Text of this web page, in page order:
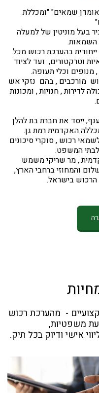
מר חיים שריקי – מייסד ומנכ"ל "אומדן שמאים" "ומכללת
וכלי תעופה.
, מים והצפות , לצד הערכת רכוש ותכולה לדירות , חנויות , ומכונות
האקדמית רמת גן.
המשפט.
הרכוש בישראל.
אישי ודיוק בכל תיק.